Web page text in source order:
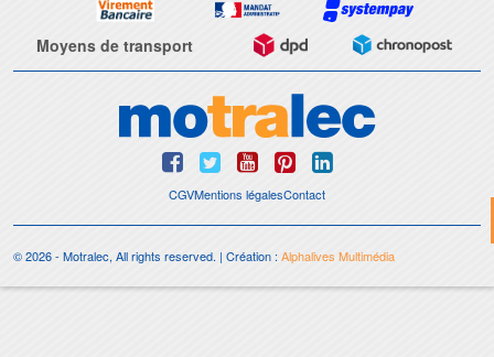
Moyens de transport
CGVMentions légalesContact
© 2026 - Motralec, All rights reserved. | Création :Alphalives Multimédia